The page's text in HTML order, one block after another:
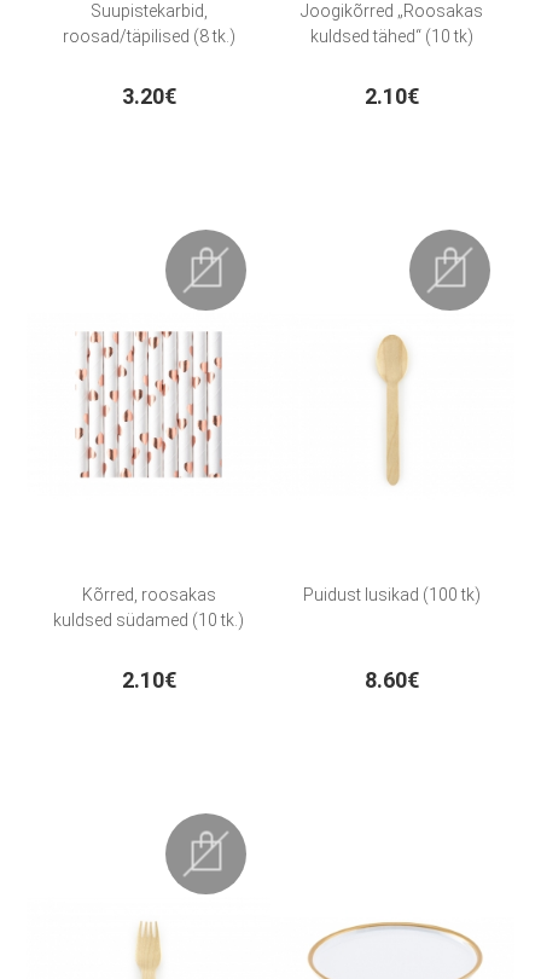
Suupistekarbid,
roosad/täpilised (8 tk.)
3.20€
Joogikõrred „Roosakas
kuldsed tähed“ (10 tk)
2.10€
Kõrred, roosakas
kuldsed südamed (10 tk.)
2.10€
Puidust lusikad (100 tk)
8.60€